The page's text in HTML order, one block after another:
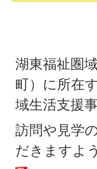
湖東福祉圏
町）に所在
域生活支援
訪問や見学
だきますよ